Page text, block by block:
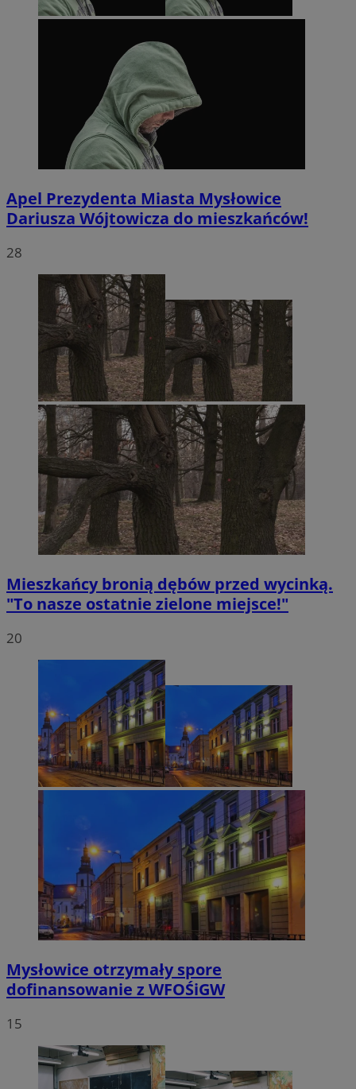
Apel Prezydenta Miasta Mysłowice
Dariusza Wójtowicza do mieszkańców!
28
Mieszkańcy bronią dębów przed wycinką.
"To nasze ostatnie zielone miejsce!"
20
Mysłowice otrzymały spore
dofinansowanie z WFOŚiGW
15